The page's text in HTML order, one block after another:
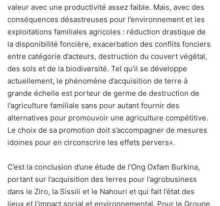
valeur avec une productivité assez faible. Mais, avec des
conséquences désastreuses pour l’environnement et les
exploitations familiales agricoles : réduction drastique de
la disponibilité foncière, exacerbation des conflits fonciers
entre catégorie d’acteurs, destruction du couvert végétal,
des sols et de la biodiversité. Tel qu’il se développe
actuellement, le phénomène d’acquisition de terre à
grande échelle est porteur de germe de destruction de
l’agriculture familiale sans pour autant fournir des
alternatives pour promouvoir une agriculture compétitive.
Le choix de sa promotion doit s’accompagner de mesures
idoines pour en circonscrire les effets pervers».
C’est la conclusion d’une étude de l’Ong Oxfam Burkina,
portant sur l’acquisition des terres pour l’agrobusiness
dans le Ziro, la Sissili et le Nahouri et qui fait l’état des
lieux et l’impact social et environnemental. Pour le Groupe